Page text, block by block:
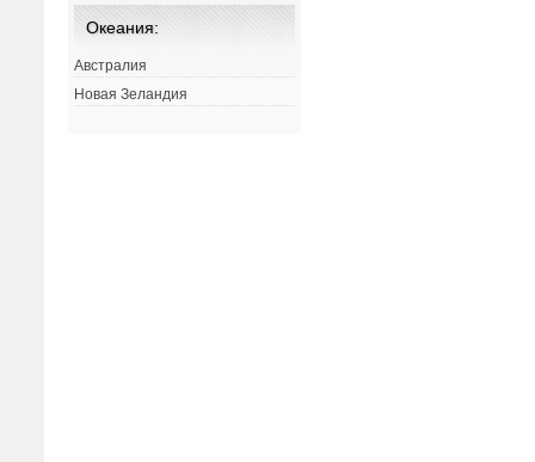
Океания:
Австралия
Новая Зеландия